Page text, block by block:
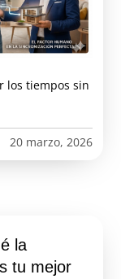
los tiempos sin
20 marzo, 2026
la
tu mejor